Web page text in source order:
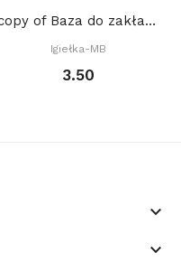
copy of Baza do zakładki (7 x 21 cm) z PROSTYM...
Igiełka-MB
3.50
keyboard_arrow_down
keyboard_arrow_down